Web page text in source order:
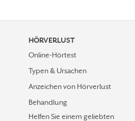
HÖRVERLUST
Online-Hörtest
Typen & Ursachen
Anzeichen von Hörverlust
Behandlung
Helfen Sie einem geliebten